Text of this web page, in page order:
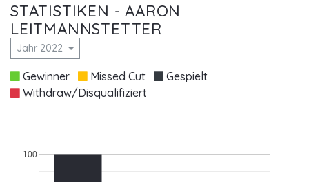
STATISTIKEN - AARON
LEITMANNSTETTER
Jahr 2022
Gewinner Missed Cut
Gespielt
Withdraw/Disqualifiziert
100